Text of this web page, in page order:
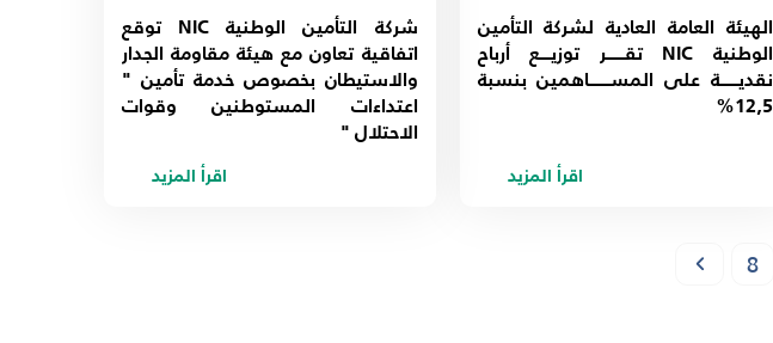
الهيئة العامة العادية لشركة التأمين
الوطنية NIC تقـــــر توزيـــع أرباح
نقديـــــة على المســــــاهمين بنسبة
12,5%
اقرأ المزيد
شركة التأمين الوطنية NIC توقع
اتفاقية تعاون مع هيئة مقاومة الجدار
والاستيطان بخصوص خدمة تأمين "
اعتداءات المستوطنين وقوات
الاحتلال "
اقرأ المزيد
8